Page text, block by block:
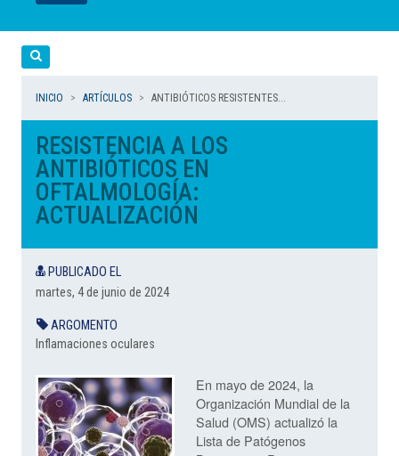
LEER
LEER
LEER
LEER
LEER
INICIO ARTÍCULOS ANTIBIÓTICOS RESISTENTES...
RESISTENCIA A LOS
ANTIBIÓTICOS EN
OFTALMOLOGÍA:
ACTUALIZACIÓN
PUBLICADO EL
martes, 4 de junio de 2024
ARGOMENTO
Inflamaciones oculares
En mayo de 2024, la
Organización Mundial de la
Salud (OMS) actualizó la
Lista de Patógenos